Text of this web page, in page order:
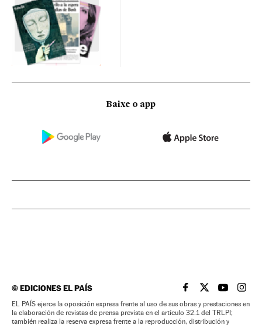
Baixe o app
©EDICIONES EL PAÍS EL PAÍS BRASIL EN
EL PAÍSEL PAÍS
EL
EL PAÍS ejerce la oposición expresa frente al uso de sus obras y prestaciones en
la elaboración de revistas de prensa prevista en el artículo 32.1 del TRLPI;
también realiza la reserva expresa frente a la reproducción, distribución y